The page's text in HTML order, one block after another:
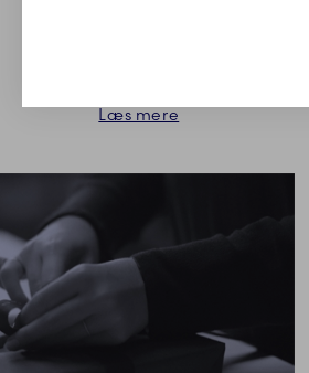
koppen har hank.
Læs mere